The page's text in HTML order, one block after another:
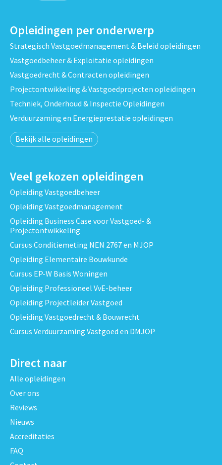
Opleidingen per onderwerp
Strategisch Vastgoedmanagement & Beleid opleidingen
Vastgoedbeheer & Exploitatie opleidingen
Vastgoedrecht & Contracten opleidingen
Projectontwikkeling & Vastgoedprojecten opleidingen
Techniek, Onderhoud & Inspectie Opleidingen
Verduurzaming en Energieprestatie opleidingen
Bekijk alle opleidingen
Veel gekozen opleidingen
Opleiding Vastgoedbeheer
Opleiding Vastgoedmanagement
Opleiding Business Case voor Vastgoed- &
Projectontwikkeling
Cursus Conditiemeting NEN 2767 en MJOP
Opleiding Elementaire Bouwkunde
Cursus EP-W Basis Woningen
Opleiding Professioneel VvE-beheer
Opleiding Projectleider Vastgoed
Opleiding Vastgoedrecht & Bouwrecht
Cursus Verduurzaming Vastgoed en DMJOP
Direct naar
Alle opleidingen
Over ons
Reviews
Nieuws
Accreditaties
FAQ